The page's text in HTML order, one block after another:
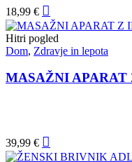
18,99 €
Hitri pogled
Dom, Zdravje in lepota
MASAŽNI
39,99 €